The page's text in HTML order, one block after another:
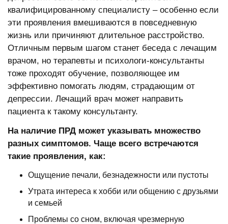
квалифицированному специалисту – особенно если
эти проявления вмешиваются в повседневную
жизнь или причиняют длительное расстройство.
Отличным первым шагом станет беседа с лечащим
врачом, но терапевты и психологи-консультанты
тоже проходят обучение, позволяющее им
эффективно помогать людям, страдающим от
депрессии. Лечащий врач может направить
пациента к такому консультанту.
На наличие ПРД может указывать множество
разных симптомов. Чаще всего встречаются
такие проявления, как:
Ощущение печали, безнадежности или пустоты
Утрата интереса к хобби или общению с друзьями
и семьей
Проблемы со сном, включая чрезмерную